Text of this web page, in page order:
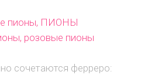
пионы, ПИОНЫ
, розовые пионы
сочетаются ферреро: